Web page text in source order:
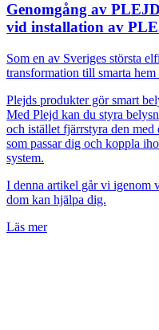
Genomgång av
vid installation av
Som en av Sveriges största
transformation till smarta
Plejds produkter gör smart
Med Plejd kan du styra
och istället fjärrstyra den
som passar dig och koppla
system.
I denna artikel går vi igenom
dom kan hjälpa dig.
Läs mer